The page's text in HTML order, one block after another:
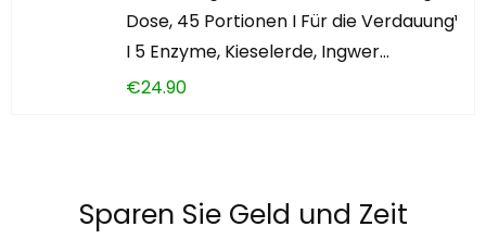
Dose, 45 Portionen I Für die Verdauung¹
I 5 Enzyme, Kieselerde, Ingwer…
€24.90
Sparen Sie Geld und Zeit